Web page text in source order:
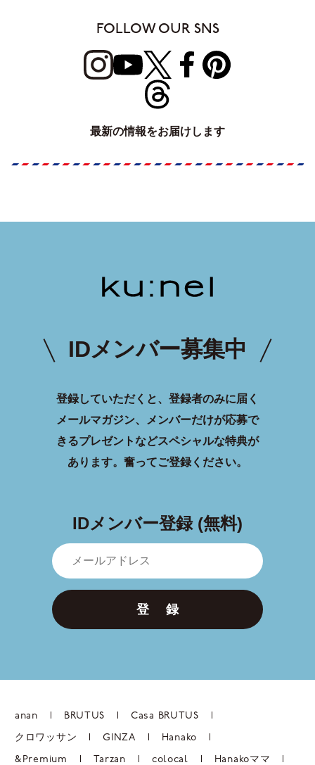
FOLLOW OUR SNS
最新の情報をお届けします
IDメンバー募集中
登録していただくと、登録者のみに届く
メールマガジン、メンバーだけが応募で
きるプレゼントなどスペシャルな特典が
あります。 奮ってご登録ください。
IDメンバー登録 (無料)
登 録
anan BRUTUS Casa BRUTUS
クロワッサン GINZA Hanako
&Premium Tarzan colocal Hanakoママ